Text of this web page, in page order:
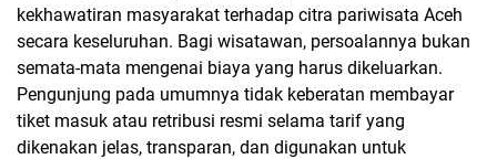
kekhawatiran masyarakat terhadap citra pariwisata Aceh
secara keseluruhan. Bagi wisatawan, persoalannya bukan
semata-mata mengenai biaya yang harus dikeluarkan.
Pengunjung pada umumnya tidak keberatan membayar
tiket masuk atau retribusi resmi selama tarif yang
dikenakan jelas, transparan, dan digunakan untuk